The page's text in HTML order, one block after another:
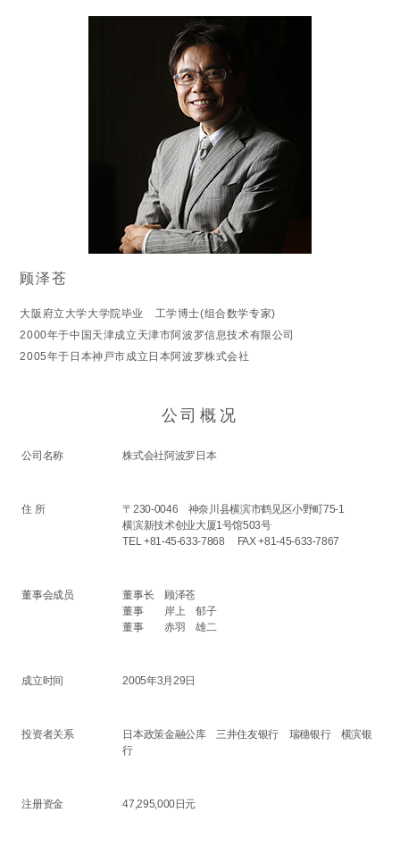
顾泽苍
大阪府立大学大学院毕业 工学博士(组合数学专家)
2000年于中国天津成立天津市阿波罗信息技术有限公司
2005年于日本神戸市成立日本阿波罗株式会社
公司概况
公司名称 株式会社阿波罗日本
住 所
〒230-0046 神奈川县横滨市鹤见区小野町75-1
横滨新技术创业大厦1号馆503号
TEL +81-45-633-7868 FAX +81-45-633-7867
董事会成员
董事长 顾泽苍
董事 岸上 郁子
董事 赤羽 雄二
成立时间 2005年3月29日
投资者关系
日本政策金融公库 三井住友银行 瑞穗银行 横滨银
行
注册资金 47,295,000日元